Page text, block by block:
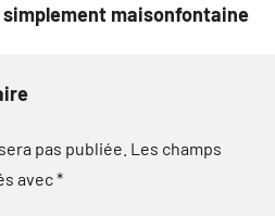
maisonfontaine
pas publiée. Les champs
avec*